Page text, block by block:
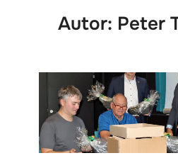
Autor: Peter